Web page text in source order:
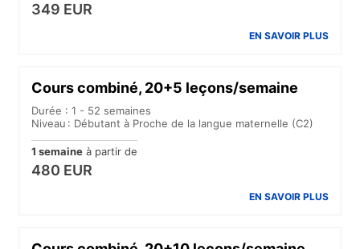
349 EUR
EN SAVOIR PLUS
Cours combiné, 20+5 leçons/semaine
Durée : 1 - 52 semaines
Niveau : Débutant à Proche de la langue maternelle (C2)
1 semaine à partir de
480 EUR
EN SAVOIR PLUS